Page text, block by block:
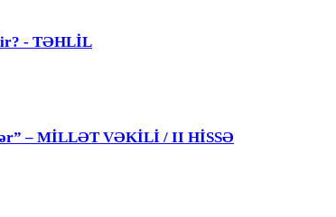
- TƏHLİL
– MİLLƏT VƏKİLİ / II HİSSƏ